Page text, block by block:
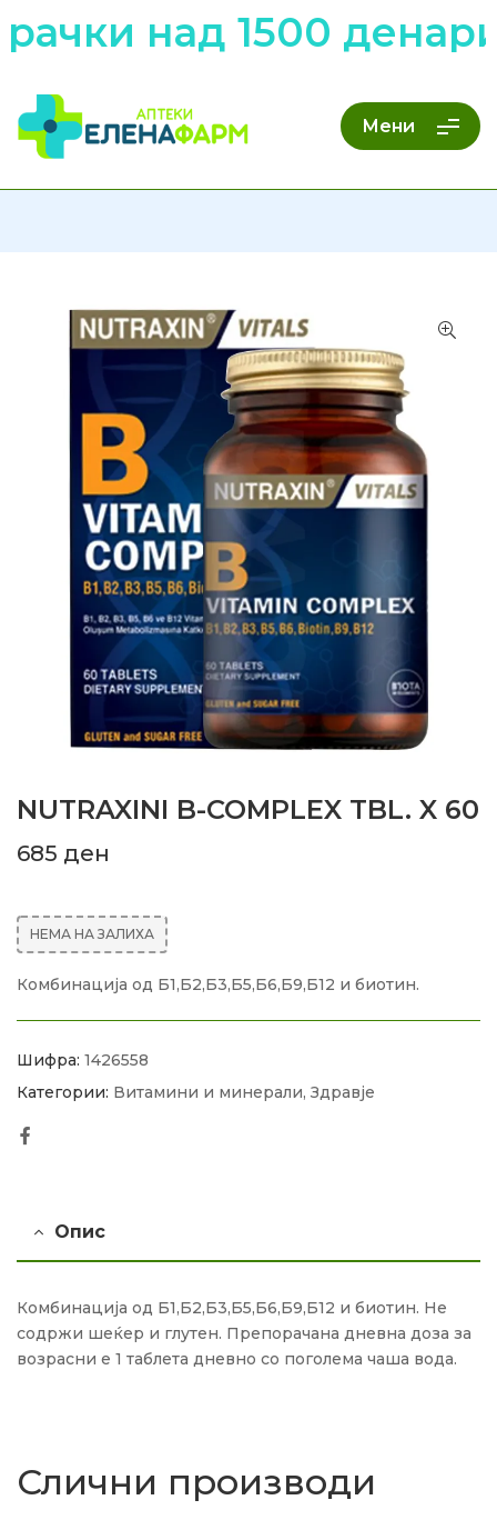
над 1500
Мени
NUTRAXINI B-COMPLEX TBL. X 60
685 ден
НЕМА НА ЗАЛИХА
Комбинација од Б1,Б2,Б3,Б5,Б6,Б9,Б12 и биотин.
Шифра: 1426558
Категории: Витамини и минерали, Здравје
Опис
Комбинација од Б1,Б2,Б3,Б5,Б6,Б9,Б12 и биотин. Не
содржи шеќер и глутен. Препорачана дневна доза за
возрасни е 1 таблета дневно со поголема чаша вода.
Слични производи